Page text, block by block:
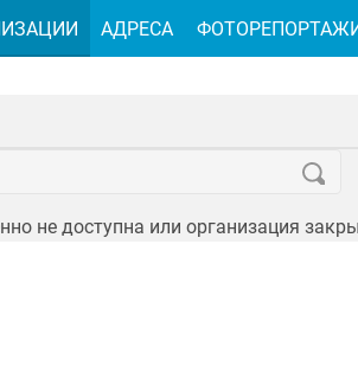
не доступна или организация
АДРЕСА